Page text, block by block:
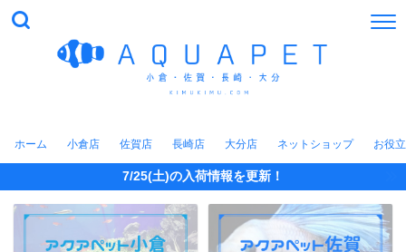
ホーム 小倉店 佐賀店 長崎店 大分店 ネットショップ お役
7/25(土)の入荷情報を更新！